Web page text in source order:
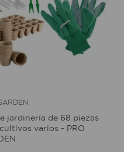
rápida
jardinería de 68 piezas
varios - PRO